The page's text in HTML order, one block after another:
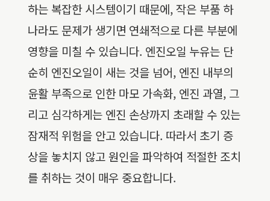
하는 복잡한 시스템이기 때문에, 작은 부품 하
나라도 문제가 생기면 연쇄적으로 다른 부분에
영향을 미칠 수 있습니다. 엔진오일 누유는 단
순히 엔진오일이 새는 것을 넘어, 엔진 내부의
윤활 부족으로 인한 마모 가속화, 엔진 과열, 그
리고 심각하게는 엔진 손상까지 초래할 수 있는
잠재적 위험을 안고 있습니다. 따라서 초기 증
상을 놓치지 않고 원인을 파악하여 적절한 조치
를 취하는 것이 매우 중요합니다.